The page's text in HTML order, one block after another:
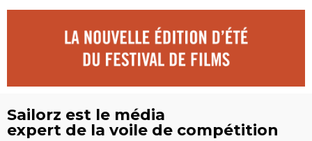
Sailorz est le média
expert de la voile de compétition